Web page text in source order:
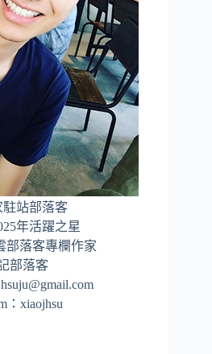
駐站部落客
年活躍之星
部落客專欄作家
部落客
： xiaojhsu